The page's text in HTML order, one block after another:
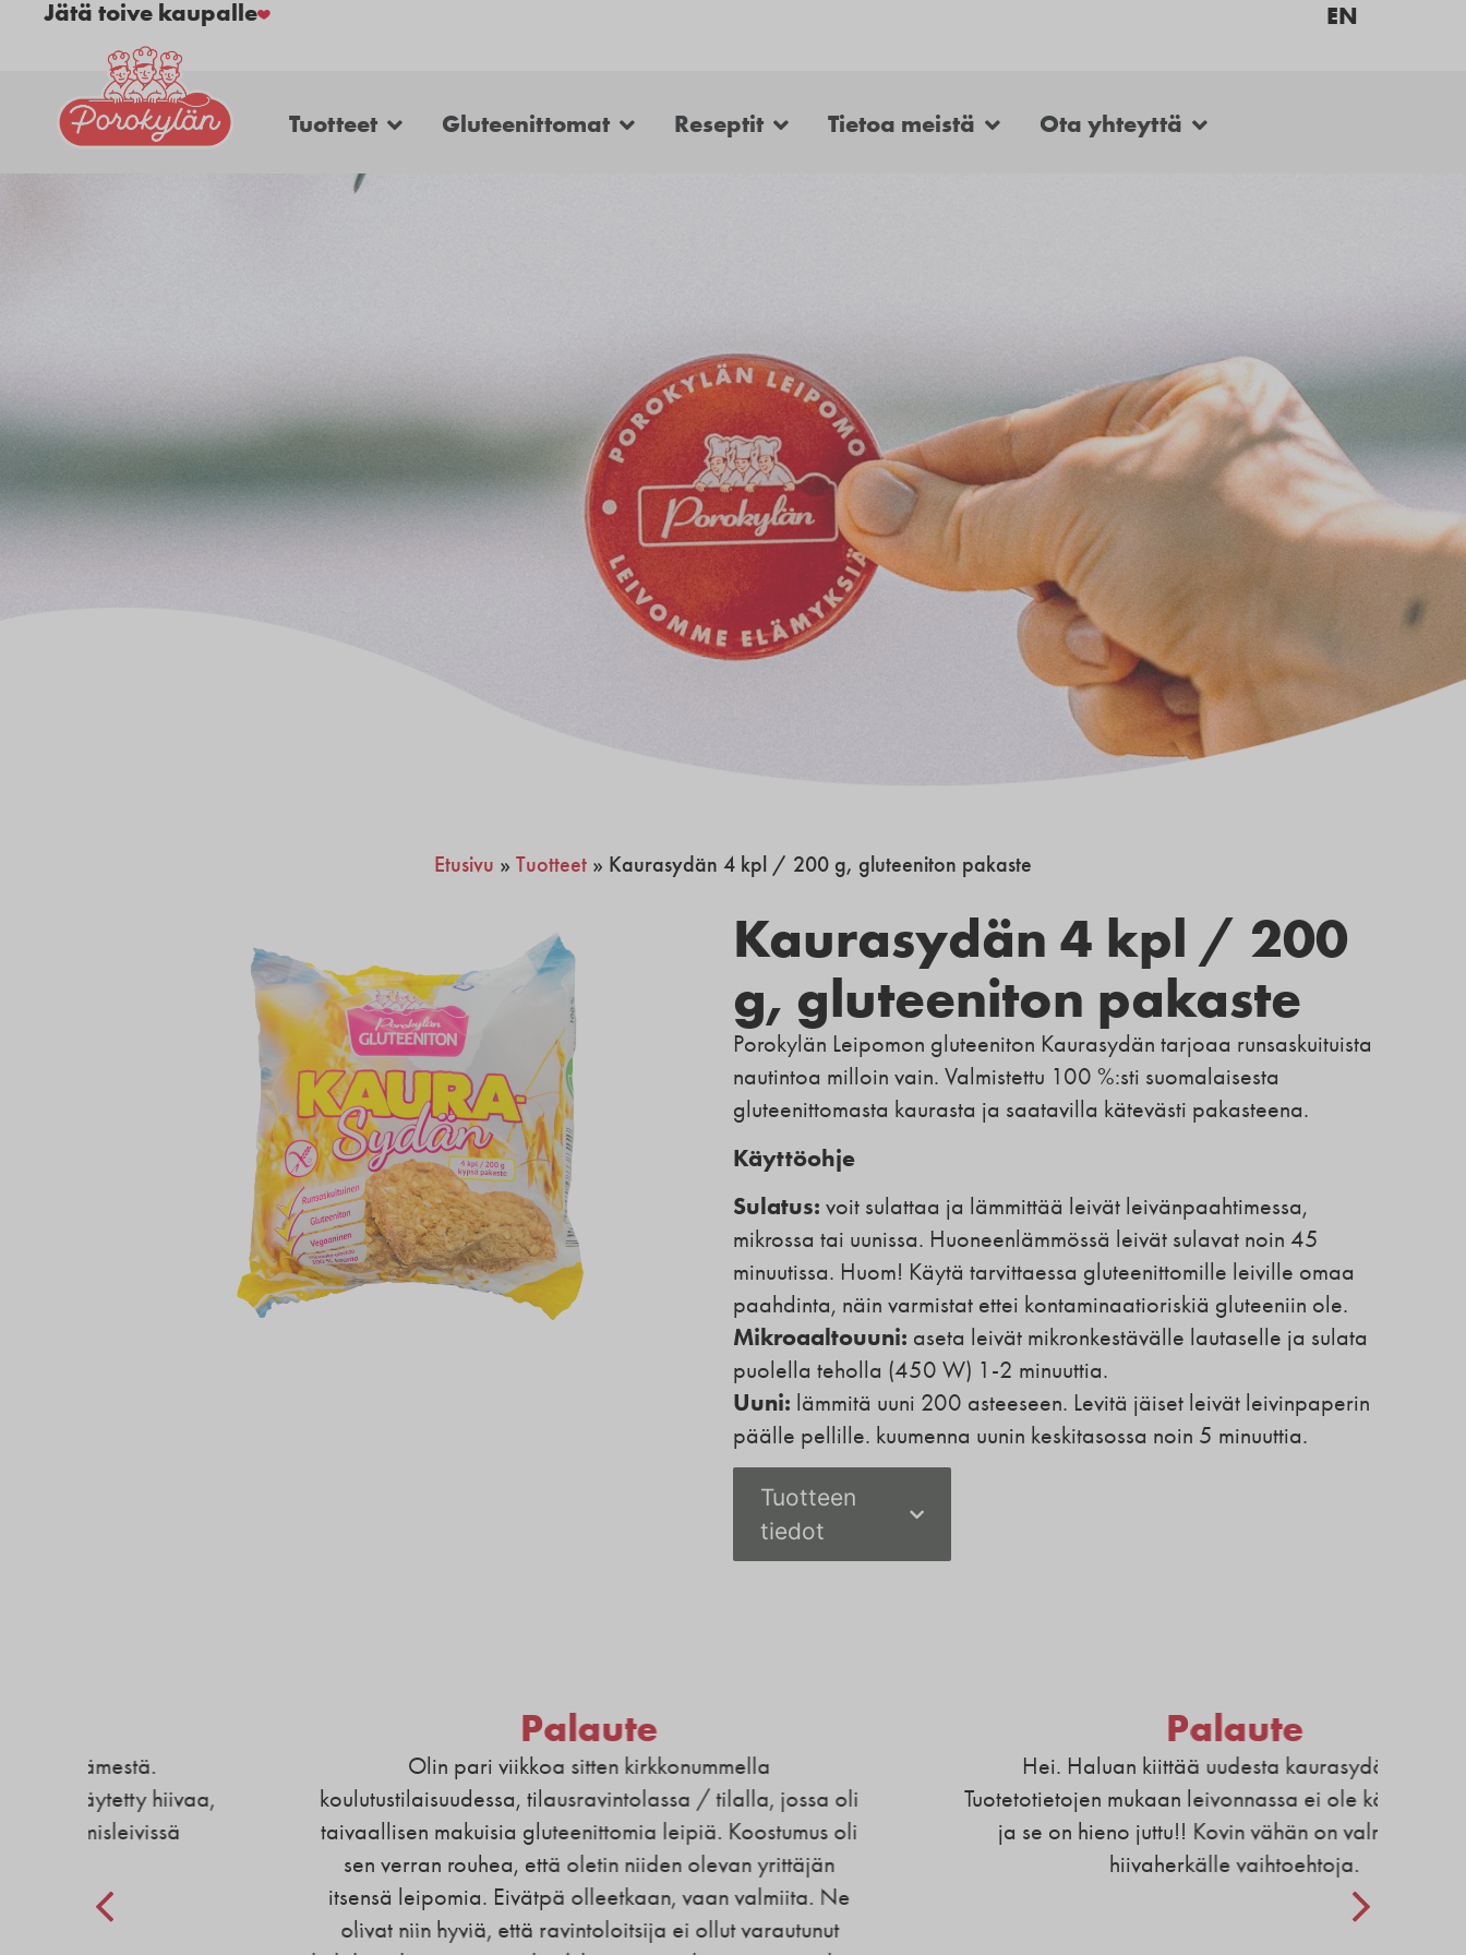
Jätä toive kaupalle EN
Tuotteet Gluteenittomat Reseptit Tietoa meistä Ota yhteyttä
Etusivu » Tuotteet » Kaurasydän 4 kpl / 200 g, gluteeniton pakaste
Kaurasydän 4 kpl / 200
g, gluteeniton pakaste
Porokylän Leipomon gluteeniton Kaurasydän tarjoaa runsaskuituista
nautintoa milloin vain. Valmistettu 100 %:sti suomalaisesta
gluteenittomasta kaurasta ja saatavilla kätevästi pakasteena.
Käyttöohje
Sulatus: voit sulattaa ja lämmittää leivät leivänpaahtimessa,
mikrossa tai uunissa. Huoneenlämmössä leivät sulavat noin 45
minuutissa. Huom! Käytä tarvittaessa gluteenittomille leiville omaa
paahdinta, näin varmistat ettei kontaminaatioriskiä gluteeniin ole.
Mikroaaltouuni: aseta leivät mikronkestävälle lautaselle ja sulata
puolella teholla (450 W) 1-2 minuuttia.
Uuni: lämmitä uuni 200 asteeseen. Levitä jäiset leivät leivinpaperin
päälle pellille. kuumenna uunin keskitasossa noin 5 minuuttia.
Tuotteen
tiedot
Olin pari viikkoa sitten kirkkonummella
koulutustilaisuudessa, tilausravintolassa / tilalla, jossa oli
taivaallisen makuisia gluteenittomia leipiä. Koostumus oli
sen verran rouhea, että oletin niiden olevan yrittäjän
itsensä leipomia. Eivätpä olleetkaan, vaan valmiita. Ne
olivat niin hyviä, että ravintoloitsija ei ollut varautunut
Hei. Haluan kiittää uudesta kaurasydämestä.
Tuotetotietojen mukaan leivonnassa ei ole käytetty hiivaa,
ja se on hieno juttu!! Kovin vähän on valmisleivissä
hiivaherkälle vaihtoehtoja.